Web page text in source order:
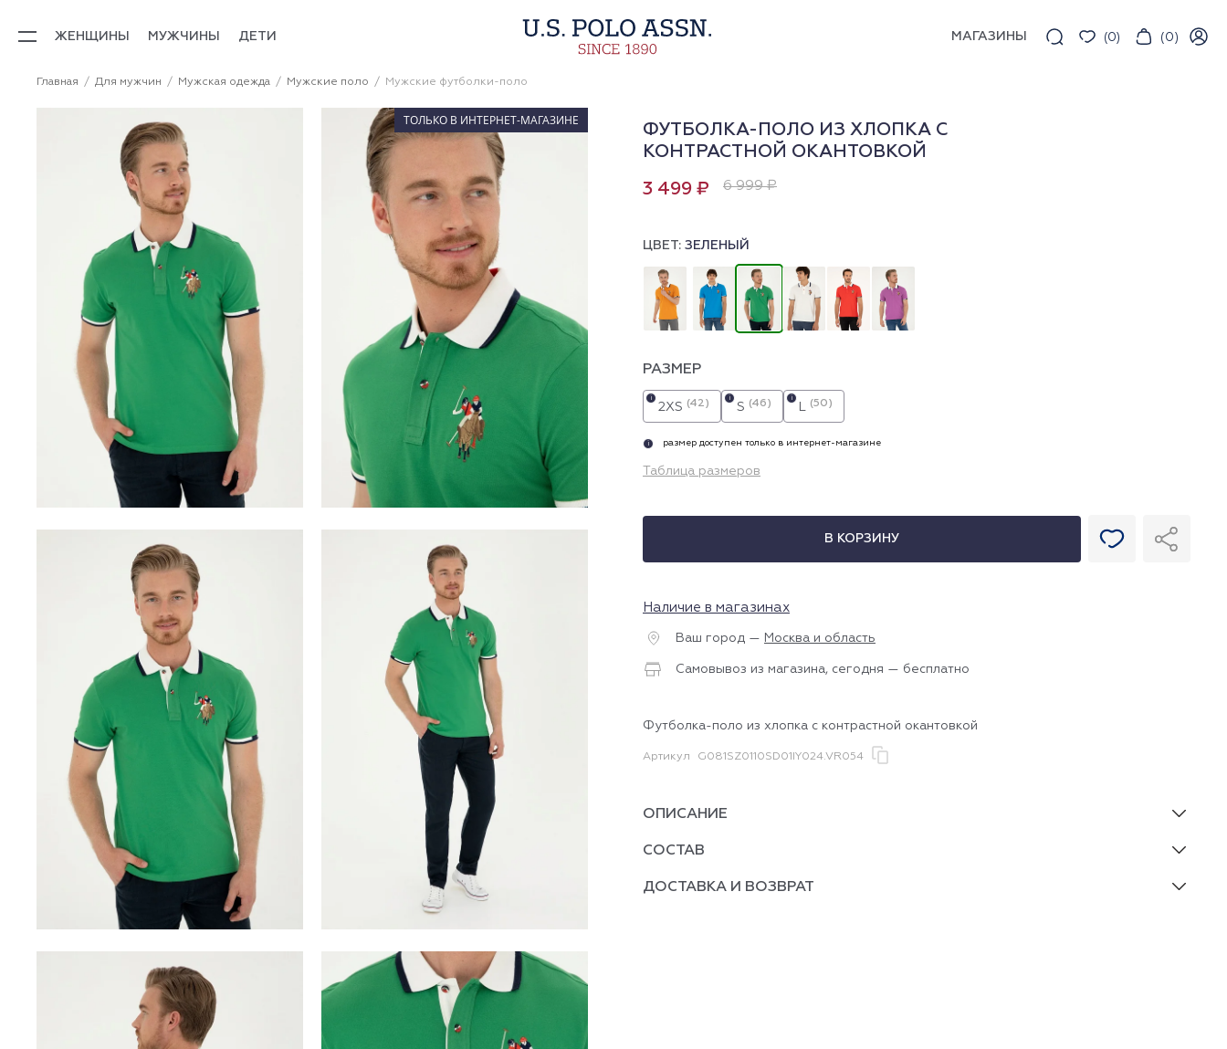
ЖЕНЩИНЫ МУЖЧИНЫ ДЕТИ МАГАЗИНЫ (0) (0)
Главная Для мужчин Мужская одежда Мужские поло Мужские футболки-поло
ТОЛЬКО В ИНТЕРНЕТ-МАГАЗИНЕ
ФУТБОЛКА-ПОЛО ИЗ ХЛОПКА С
КОНТРАСТНОЙ ОКАНТОВКОЙ
3 499 ₽ 6 999 ₽
ЦВЕТ: ЗЕЛЕНЫЙ
РАЗМЕР
2XS (42)
i
S (46)
i
L (50)
i
i размер доступен только в интернет-магазине
Таблица размеров
В КОРЗИНУ
Наличие в магазинах
Ваш город — Москва и область
Самовывоз из магазина, сегодня — бесплатно
Футболка-поло из хлопка с контрастной окантовкой
Артикул G081SZ0110SD01IY024.VR054
ОПИСАНИЕ
СОСТАВ
ДОСТАВКА И ВОЗВРАТ